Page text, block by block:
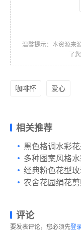
温馨提示：本资源来
了
咖啡杯 爱心
相关推荐
黑色格调水彩
多种图案风格
经典粉色花型
农舍花园绢花剪
评论
要发表评论，您必须先登